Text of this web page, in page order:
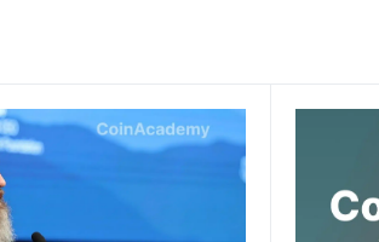
pour réduire l’offre totale de 10 à 2,1